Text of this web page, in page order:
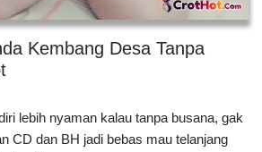
Kembang Desa Tanpa
lebih nyaman kalau tanpa busana, gak
CD dan BH jadi bebas mau telanjang